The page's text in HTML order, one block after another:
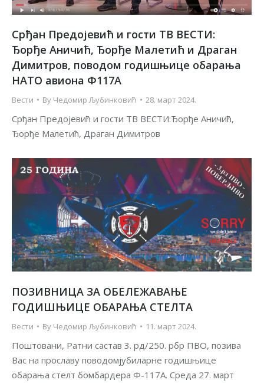
Срђан Предојевић и гости ТВ ВЕСТИ:
Ђорђе Аничић, Ђорђе Малетић и Драган
Димитров, поводом годишњице обарања
НАТО авиона Ф117А
Вести By Чедомир Љубинковић 28. март 2024.
Срђан Предојевић и гости ТВ ВЕСТИ:Ђорђе Аничић,
Ђорђе Малетић, Драган Димитров
ПОЗИВНИЦА ЗА ОБЕЛЕЖАВАЊЕ
ГОДИШЊИЦЕ OБАРАЊА СТЕЛТА
Вести By Чедомир Љубинковић 11. март 2024.
Поштовани, Ратни састав 3. рд/250. рбр ПВО, позива
Вас на прославу поводомјубиларне годишњице
обарања стелт бомбардера Ф-117А. Среда 27. март